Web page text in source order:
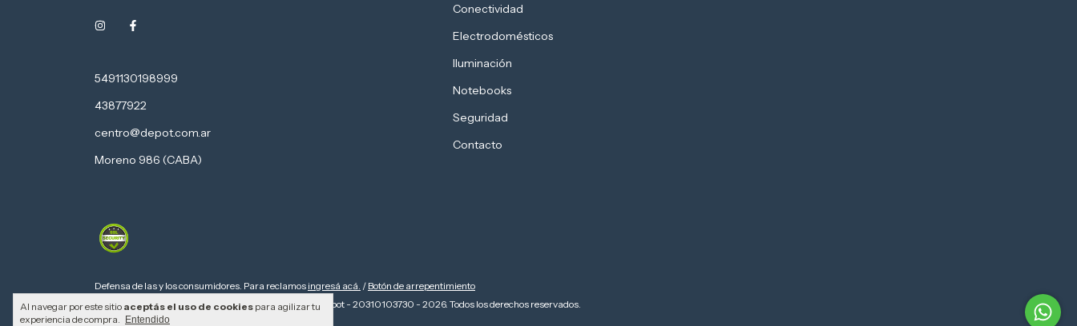
Al navegar por este sitio aceptás el uso de cookies para agilizar tu
experiencia de compra.
Entendido
5491130198999
43877922
centro@depot.com.ar
Moreno 986 (CABA)
Conectividad
Electrodomésticos
Iluminación
Notebooks
Seguridad
Contacto
Defensa de las y los consumidores. Para reclamos ingresá acá. / Botón de arrepentimiento
Copyright Computers Depot - 20310103730 - 2026. Todos los derechos reservados.